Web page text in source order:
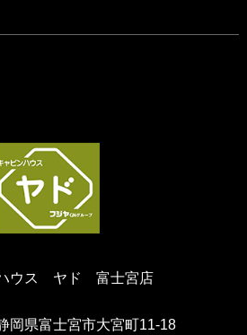
ウス ヤド 富士宮店
岡県富士宮市大宮町11-18